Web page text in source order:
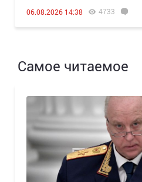
06.08.2026 14:38 4733
Самое читаемое